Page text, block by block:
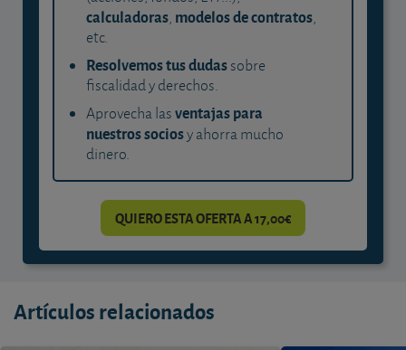
calculadoras, modelos de contratos,
etc.
Resolvemos tus dudassobre
fiscalidad y derechos.
Aprovecha lasventajas para
nuestros sociosy ahorra mucho
dinero.
QUIERO ESTA OFERTA A 17,00€
Artículos relacionados